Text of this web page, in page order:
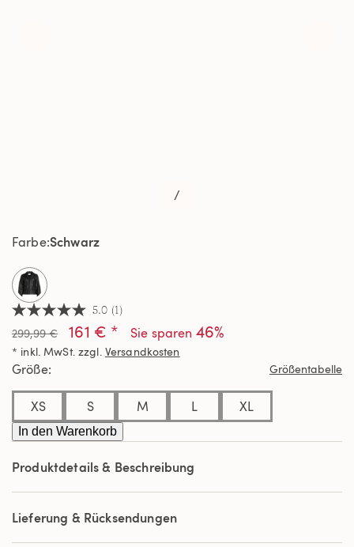
/
5.0
von
5
Sternen,
Durchschnittswert
Bewertung.
Read
a
Review.
Link
derselben
5.0 (1)
299,99 € 161 € * Sie sparen 46%
* inkl. MwSt. zzgl. Versandkosten
Farbe Schwarz
selected
Größe Größentabelle
XS S M L XL
In den Warenkorb
Produktdetails & Beschreibung
Lieferung & Rücksendungen